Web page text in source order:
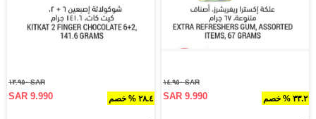
٣٣.٢ % خصم
SAR ١٤.٩٥٠
SAR 9.990 ٢٨.٤ % خصم
SAR ١٣.٩٥٠
SAR 9.990